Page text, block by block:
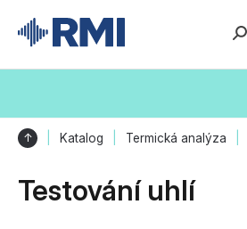
↑ Katalog Termická analýza
Testování uhlí